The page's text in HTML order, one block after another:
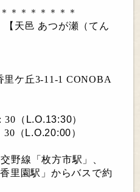
＊＊＊＊＊＊＊
天邑 あつが瀬（てん
ケ丘3-11-1 CONOBA
30 （ L.O.13:30）
（ L.O.20:00）
野線「枚方市駅」、
駅」からバスで約